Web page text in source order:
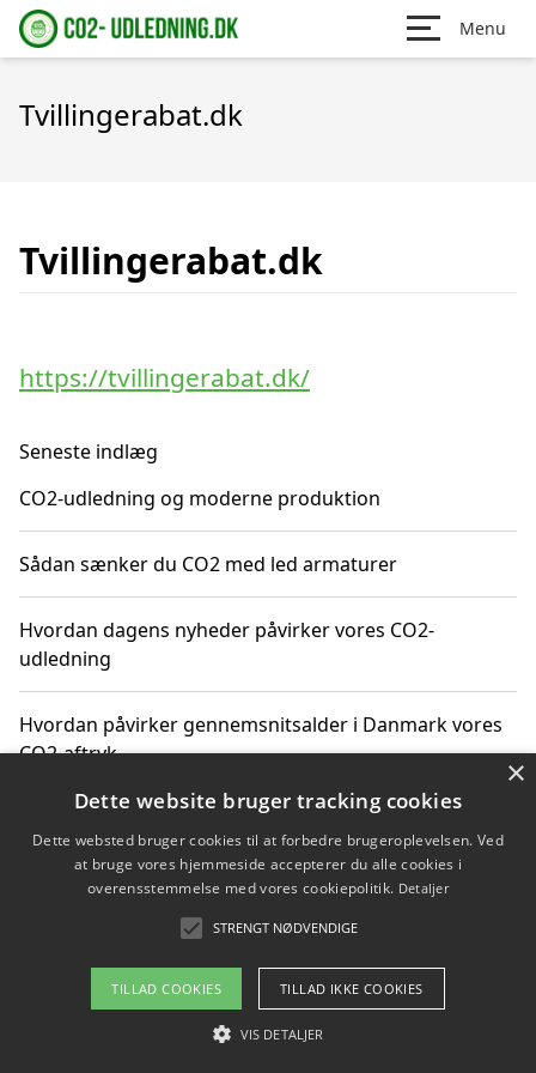
Menu
Tvillingerabat.dk
Tvillingerabat.dk
https://tvillingerabat.dk/
Seneste indlæg
CO2-udledning og moderne produktion
Sådan sænker du CO2 med led armaturer
Hvordan dagens nyheder påvirker vores CO2-
udledning
Hvordan påvirker gennemsnitsalder i Danmark vores
CO2-aftryk
Hvordan nyheder om CO2-udledning påvirker vores
hverdag
Om / kontakt
Blog Betingelser
×
Dette website bruger tracking cookies
Dette websted bruger cookies til at forbedre brugeroplevelsen. Ved
at bruge vores hjemmeside accepterer du alle cookies i
overensstemmelse med vores cookiepolitik. Detaljer
STRENGT NØDVENDIGE
TILLAD COOKIES TILLAD IKKE COOKIES
VIS DETALJER